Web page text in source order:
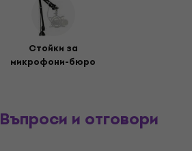
Стойки за
микрофони-бюро
Въпроси и отговори